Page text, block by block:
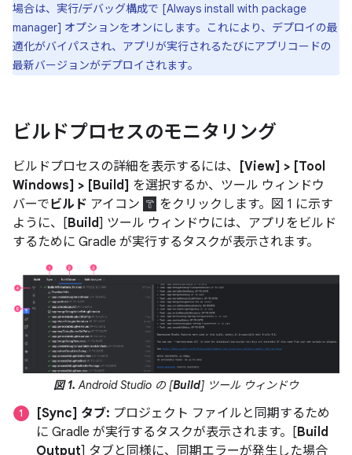
場合は、実行/デバッグ構成で [Always install with package
manager] オプションをオンにします。これにより、デプロイの最
適化がバイパスされ、アプリが実行されるたびにアプリコードの
最新バージョンがデプロイされます。
ビルドプロセスのモニタリング
ビルドプロセスの詳細を表示するには、
[View] > [Tool
Windows] > [Build] を選択するか、ツール ウィンドウ
バーでビルド アイコン
をクリックします。図 1 に示す
ように、[Build] ツール ウィンドウには、アプリをビルド
するために Gradle が実行するタスクが表示されます。
図 1. Android Studio の [Build] ツール ウィンドウ
[Sync] タブ: プロジェクト ファイルと同期するため
に Gradle が実行するタスクが表示されます。[Build
Output] タブと同様に、同期エラーが発生した場合